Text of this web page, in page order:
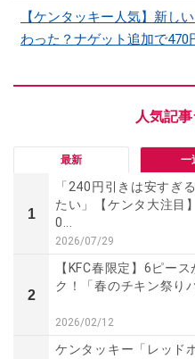
【ケンタッキー人気】新し
わった？ナゲット追加で470
最新 一
1
「240円引きは安すぎ
たい」【ケンタ大注目
0...
2026/07/29
2
【KFC春限定】6ピー
ク！「春のチキン祭り
2026/02/12
ケンタッキー「レッド